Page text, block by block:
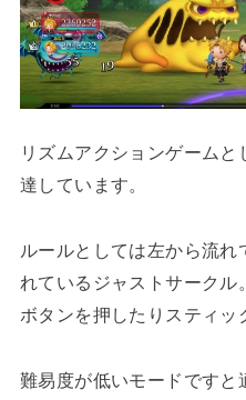
リズムアクションゲーム
達しています。
ルールとしては左から流れ
れているジャストサークル
ボタンを押したりスティッ
難易度が低いモードですと